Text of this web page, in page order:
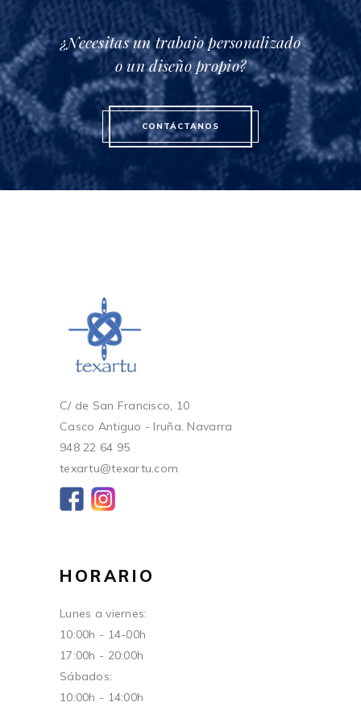
¿Necesitas un trabajo personalizado
o un diseño propio?
CONTÁCTANOS
C/ de San Francisco, 10
Casco Antiguo - Iruña. Navarra
948 22 64 95
texartu@texartu.com
HORARIO
Lunes a viernes:
10:00h - 14-00h
17:00h - 20:00h
Sábados:
10:00h - 14:00h